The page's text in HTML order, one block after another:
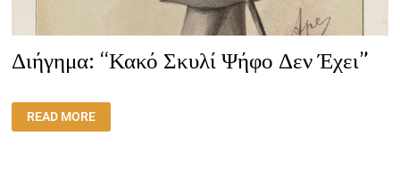
Διήγημα: “Κακό Σκυλί Ψήφο Δεν Έχει”
ΔΙΉΓΗΜΑ:
“ΚΑΚΌ
ΣΚΥΛΊ
READ MORE